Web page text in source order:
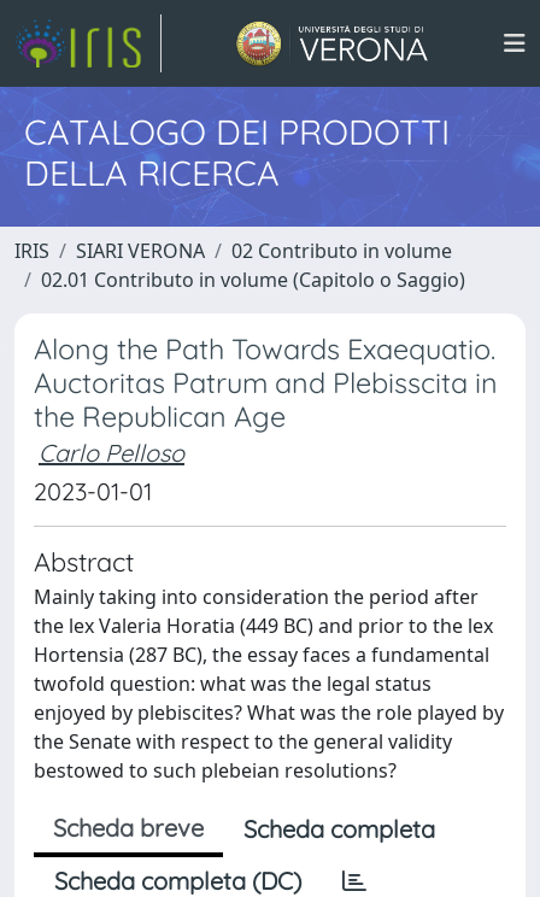
CATALOGO DEI PRODOTTI
DELLA RICERCA
IRIS SIARI VERONA
02 Contributo in volume
02.01 Contributo in volume (Capitolo o Saggio)
Along the Path Towards Exaequatio.
Auctoritas Patrum and Plebisscita in
the Republican Age
Carlo Pelloso
2023-01-01
Abstract
Mainly taking into consideration the period after
the lex Valeria Horatia (449 BC) and prior to the lex
Hortensia (287 BC), the essay faces a fundamental
twofold question: what was the legal status
enjoyed by plebiscites? What was the role played by
the Senate with respect to the general validity
bestowed to such plebeian resolutions?
Scheda breve
Scheda completa
Scheda completa (DC)